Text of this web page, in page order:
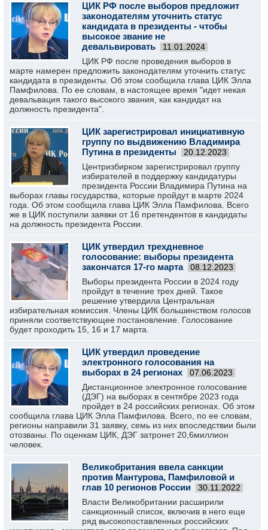
ЦИК РФ после выборов предложит
законодателям уточнить статус
кандидата в президенты - чтобы
высокое звание не
девальвировать
11.01.2024
ЦИК РФ после проведения выборов в
марте намерен предложить законодателям уточнить статус
кандидата в президенты. Об этом сообщила глава ЦИК Элла
Памфилова. По ее словам, в настоящее время "идет некая
девальвация такого высокого звания, как кандидат на
должность президента".
ЦИК зарегистрировал инициативную
группу по выдвижению Владимира
Путина в президенты
20.12.2023
Центризбирком зарегистрировал группу
избирателей в поддержку кандидатуры
президента России Владимира Путина на
выборах главы государства, которые пройдут в марте 2024
года. Об этом сообщила глава ЦИК Элла Памфилова. Всего
же в ЦИК поступили заявки от 16 претендентов в кандидаты
на должность президента России.
ЦИК утвердил трехдневное
голосование: выборы президента
закончатся 17-го марта
08.12.2023
Выборы президента России в 2024 году
пройдут в течение трех дней. Такое
решение утвердила Центральная
избирательная комиссия. Члены ЦИК большинством голосов
приняли соответствующее постановление. Голосование
будет проходить 15, 16 и 17 марта.
ЦИК утвердил проведение
электронного голосования на
выборах в 24 регионах
07.06.2023
Дистанционное электронное голосование
(ДЭГ) на выборах в сентябре 2023 года
пройдет в 24 российских регионах. Об этом
сообщила глава ЦИК Элла Памфилова. Всего, по ее словам,
регионы направили 31 заявку, семь из них впоследствии были
отозваны. По оценкам ЦИК, ДЭГ затронет 20,6миллион
человек.
Великобритания ввела санкции
против Мантурова, Памфиловой и
глав 10 регионов России
30.11.2022
Власти Великобритании расширили
санкционный список, включив в него еще
ряд высокопоставленных российских